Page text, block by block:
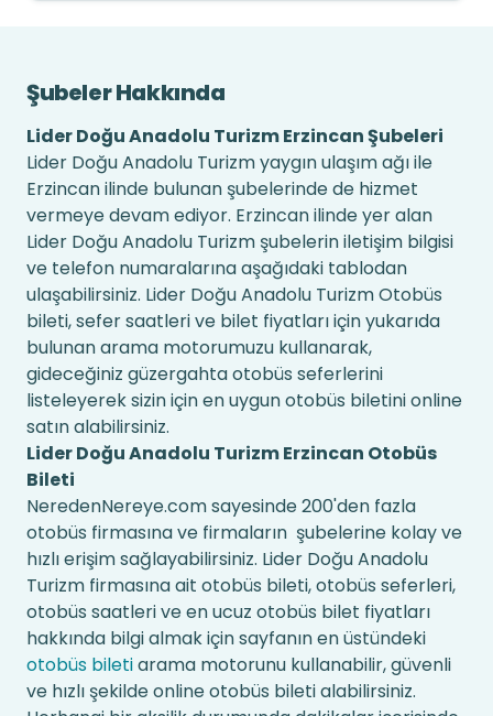
Şubeler Hakkında
Lider Doğu Anadolu Turizm Erzincan Şubeleri
Lider Doğu Anadolu Turizm yaygın ulaşım ağı ile
Erzincan ilinde bulunan şubelerinde de hizmet
vermeye devam ediyor. Erzincan ilinde yer alan
Lider Doğu Anadolu Turizm şubelerin iletişim bilgisi
ve telefon numaralarına aşağıdaki tablodan
ulaşabilirsiniz. Lider Doğu Anadolu Turizm Otobüs
bileti, sefer saatleri ve bilet fiyatları için yukarıda
bulunan arama motorumuzu kullanarak,
gideceğiniz güzergahta otobüs seferlerini
listeleyerek sizin için en uygun otobüs biletini online
satın alabilirsiniz.
Lider Doğu Anadolu Turizm Erzincan Otobüs
Bileti
NeredenNereye.com sayesinde 200'den fazla
otobüs firmasına ve firmaların şubelerine kolay ve
hızlı erişim sağlayabilirsiniz. Lider Doğu Anadolu
Turizm firmasına ait otobüs bileti, otobüs seferleri,
otobüs saatleri ve en ucuz otobüs bilet fiyatları
hakkında bilgi almak için sayfanın en üstündeki
otobüs biletiarama motorunu kullanabilir, güvenli
ve hızlı şekilde online otobüs bileti alabilirsiniz.